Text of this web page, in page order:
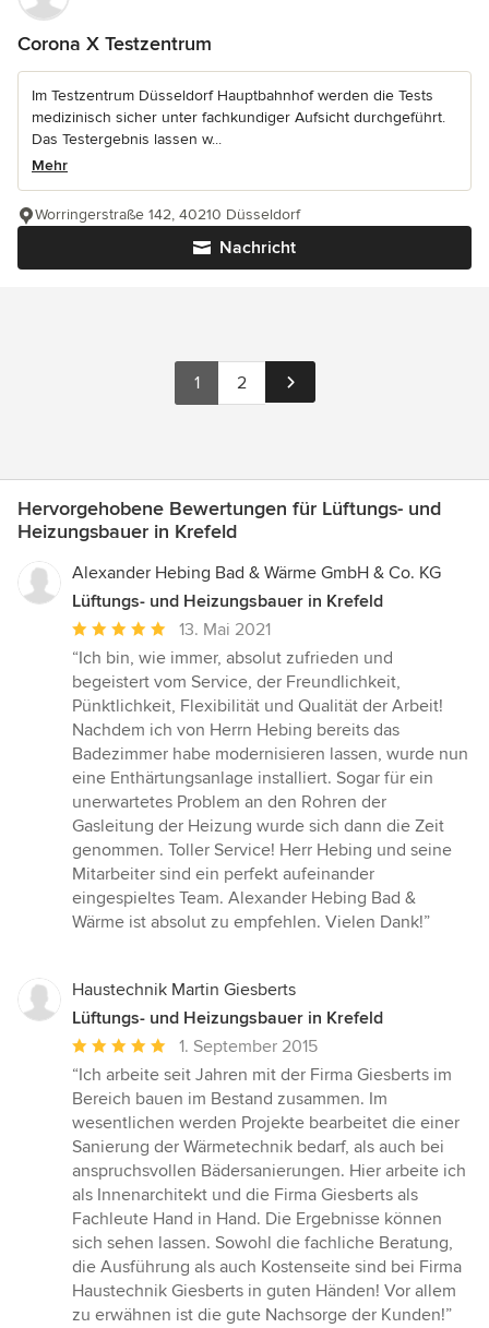
Corona X Testzentrum
Im Testzentrum Düsseldorf Hauptbahnhof werden die Tests
medizinisch sicher unter fachkundiger Aufsicht durchgeführt.
Das Testergebnis lassen w...
Mehr
Nachricht
Worringerstraße 142, 40210 Düsseldorf
1 2
Hervorgehobene Bewertungen für Lüftungs- und
Heizungsbauer in Krefeld
Alexander Hebing Bad & Wärme GmbH & Co. KG
Lüftungs- und Heizungsbauer in Krefeld
Durchschnittliche
Bewertung:
5
von
5
Sternen
13. Mai 2021
“Ich bin, wie immer, absolut zufrieden und
begeistert vom Service, der Freundlichkeit,
Pünktlichkeit, Flexibilität und Qualität der Arbeit!
Nachdem ich von Herrn Hebing bereits das
Badezimmer habe modernisieren lassen, wurde nun
eine Enthärtungsanlage installiert. Sogar für ein
unerwartetes Problem an den Rohren der
Gasleitung der Heizung wurde sich dann die Zeit
genommen. Toller Service! Herr Hebing und seine
Mitarbeiter sind ein perfekt aufeinander
eingespieltes Team. Alexander Hebing Bad &
Wärme ist absolut zu empfehlen. Vielen Dank!”
Haustechnik Martin Giesberts
Lüftungs- und Heizungsbauer in Krefeld
Durchschnittliche
Bewertung:
5
von
5
Sternen
1. September 2015
“Ich arbeite seit Jahren mit der Firma Giesberts im
Bereich bauen im Bestand zusammen. Im
wesentlichen werden Projekte bearbeitet die einer
Sanierung der Wärmetechnik bedarf, als auch bei
anspruchsvollen Bädersanierungen. Hier arbeite ich
als Innenarchitekt und die Firma Giesberts als
Fachleute Hand in Hand. Die Ergebnisse können
sich sehen lassen. Sowohl die fachliche Beratung,
die Ausführung als auch Kostenseite sind bei Firma
Haustechnik Giesberts in guten Händen! Vor allem
zu erwähnen ist die gute Nachsorge der Kunden!”